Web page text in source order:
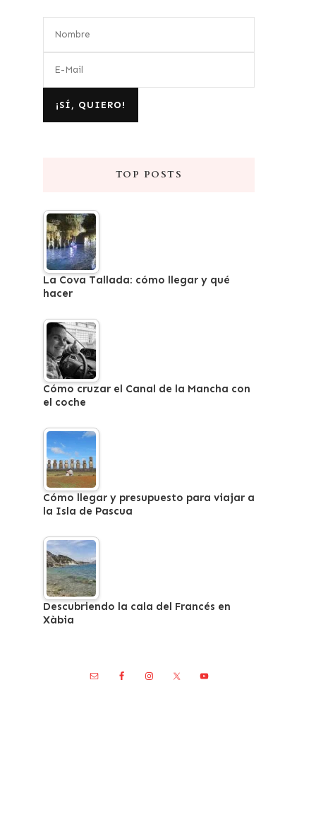
TOP POSTS
La Cova Tallada: cómo llegar y qué
hacer
Cómo cruzar el Canal de la Mancha con
el coche
Cómo llegar y presupuesto para viajar a
la Isla de Pascua
Descubriendo la cala del Francés en
Xàbia